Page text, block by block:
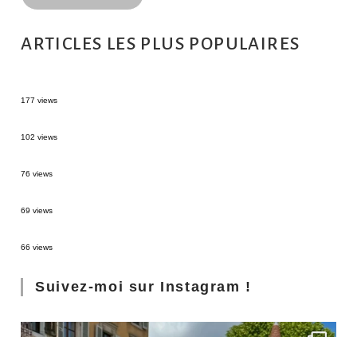
ARTICLES LES PLUS POPULAIRES
177 views
102 views
76 views
69 views
66 views
Suivez-moi sur Instagram !